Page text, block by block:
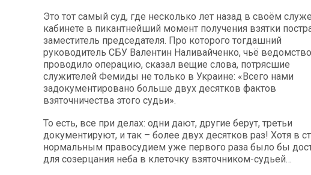
Это тот самый суд, где несколько лет назад в своём
кабинете в пикантнейший момент получения взятки
заместитель председателя. Про которого тогдашний
руководитель СБУ Валентин Наливайченко, чьё ведомство
проводило операцию, сказал вещие слова, потрясшие
служителей Фемиды не только в Украине: «Всего нами
задокументировано больше двух десятков фактов
взяточничества этого судьи».
То есть, все при делах: одни дают, другие берут, третьи
документируют, и так – более двух десятков раз! Хотя в
нормальным правосудием уже первого раза было бы
для созерцания неба в клеточку взяточником-судьей…